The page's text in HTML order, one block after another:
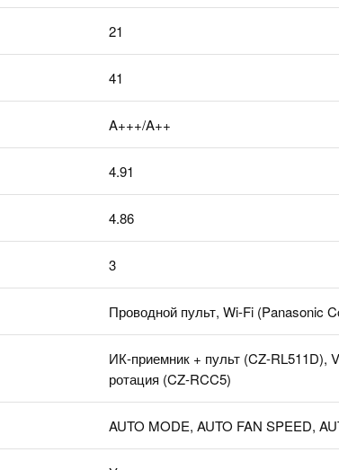
21
41
A+++/A++
4.91
4.86
3
Проводной пульт, Wi-Fi (Panasonic
ИК-приемник + пульт (CZ-RL511D),
ротация (CZ-RCC5)
AUTO MODE, AUTO FAN SPEED,